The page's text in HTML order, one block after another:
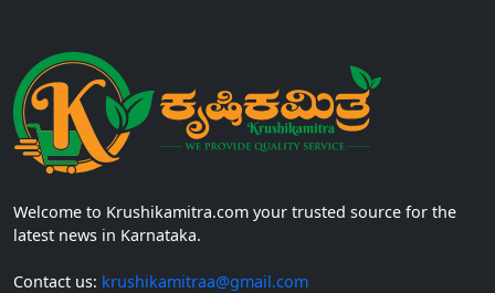
Welcome to Krushikamitra.com your trusted source for the
latest news in Karnataka.
Contact us: krushikamitraa@gmail.com